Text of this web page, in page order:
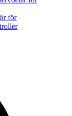
för